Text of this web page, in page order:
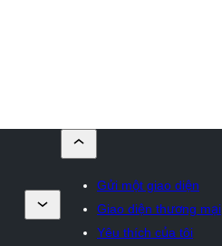
Gửi một giao diện
Giao diện thương mại
Yêu thích của tôi